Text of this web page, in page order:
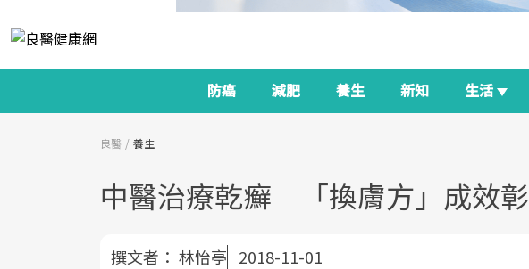
防癌 減肥 養生 新知 生活
良醫 養生
中醫治療乾癬 「換膚方」成效彰
撰文者： 林怡亭 2018-11-01